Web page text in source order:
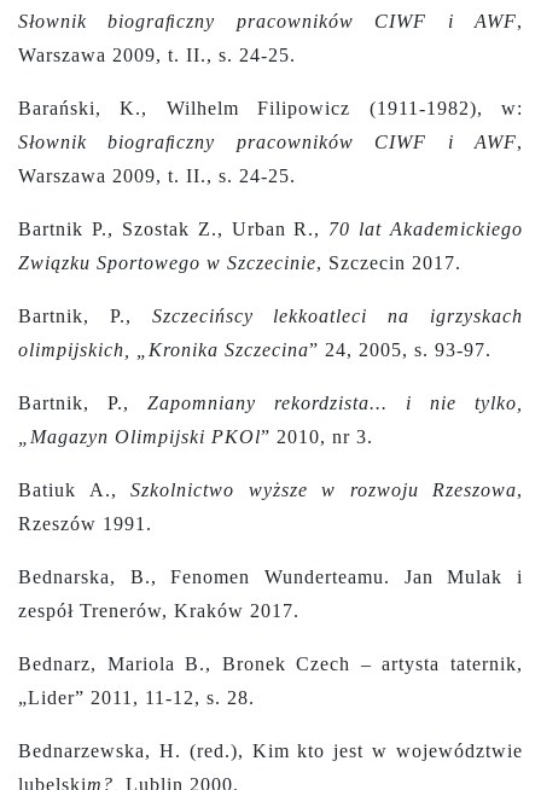
Słownik biograﬁczny pracowników CIWF i AWF,
Warszawa 2009, t. II., s. 24-25.
Barański, K., Wilhelm Filipowicz (1911-1982), w:
Słownik biograﬁczny pracowników CIWF i AWF,
Warszawa 2009, t. II., s. 24-25.
Bartnik P., Szostak Z., Urban R., 70 lat Akademickiego
Związku Sportowego w Szczecinie, Szczecin 2017.
Bartnik, P., Szczecińscy lekkoatleci na igrzyskach
olimpijskich, „Kronika Szczecina” 24, 2005, s. 93-97.
Bartnik, P., Zapomniany rekordzista... i nie tylko,
„Magazyn Olimpijski PKOl” 2010, nr 3.
Batiuk A., Szkolnictwo wyższe w rozwoju Rzeszowa,
Rzeszów 1991.
Bednarska, B., Fenomen Wunderteamu. Jan Mulak i
zespół Trenerów, Kraków 2017.
Bednarz, Mariola B., Bronek Czech – artysta taternik,
„Lider” 2011, 11-12, s. 28.
Bednarzewska, H. (red.), Kim kto jest w województwie
lubelskim?, Lublin 2000.